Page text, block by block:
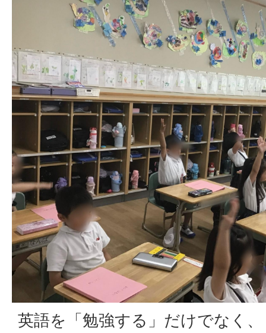
英語を「勉強する」だけでなく